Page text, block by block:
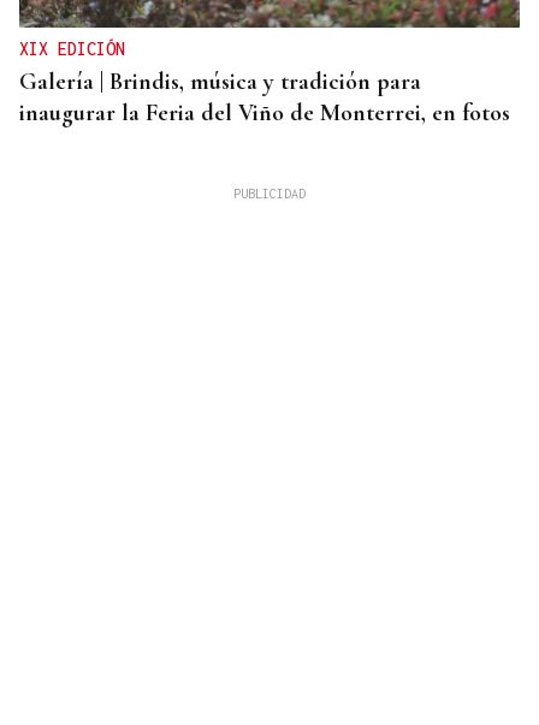
XIX EDICIÓN
Galería | Brindis, música y tradición para
inaugurar la Feria del Viño de Monterrei, en fotos